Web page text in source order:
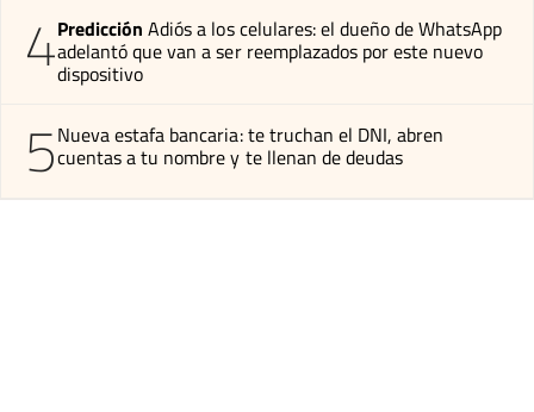
4Predicción Adiós a los celulares: el dueño de WhatsApp
adelantó que van a ser reemplazados por este nuevo
dispositivo
5Nueva estafa bancaria: te truchan el DNI, abren
cuentas a tu nombre y te llenan de deudas